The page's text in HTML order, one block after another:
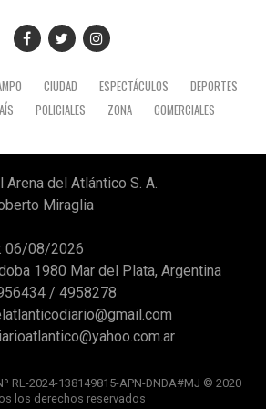
para los establecimientos y
(NA)
CIUDAD ESPECTÁCULOS
DEPORTES
POLICIALES ZONA COMERCIALES
del Atlántico S. A.
Miraglia
06/08/2026
1980 Mar del Plata, Argentina
/ 4958278
RL-2024-138149815-APN-DNDA#MJ © 2020
los derechos reservados